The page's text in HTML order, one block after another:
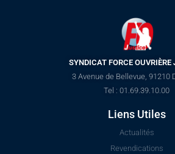
SYNDICAT FORCE OUVRIÈRE
3 Avenue de Bellevue, 91210
Tel : 01.69.39.10.00
Liens Utiles
Actualités
Revendications